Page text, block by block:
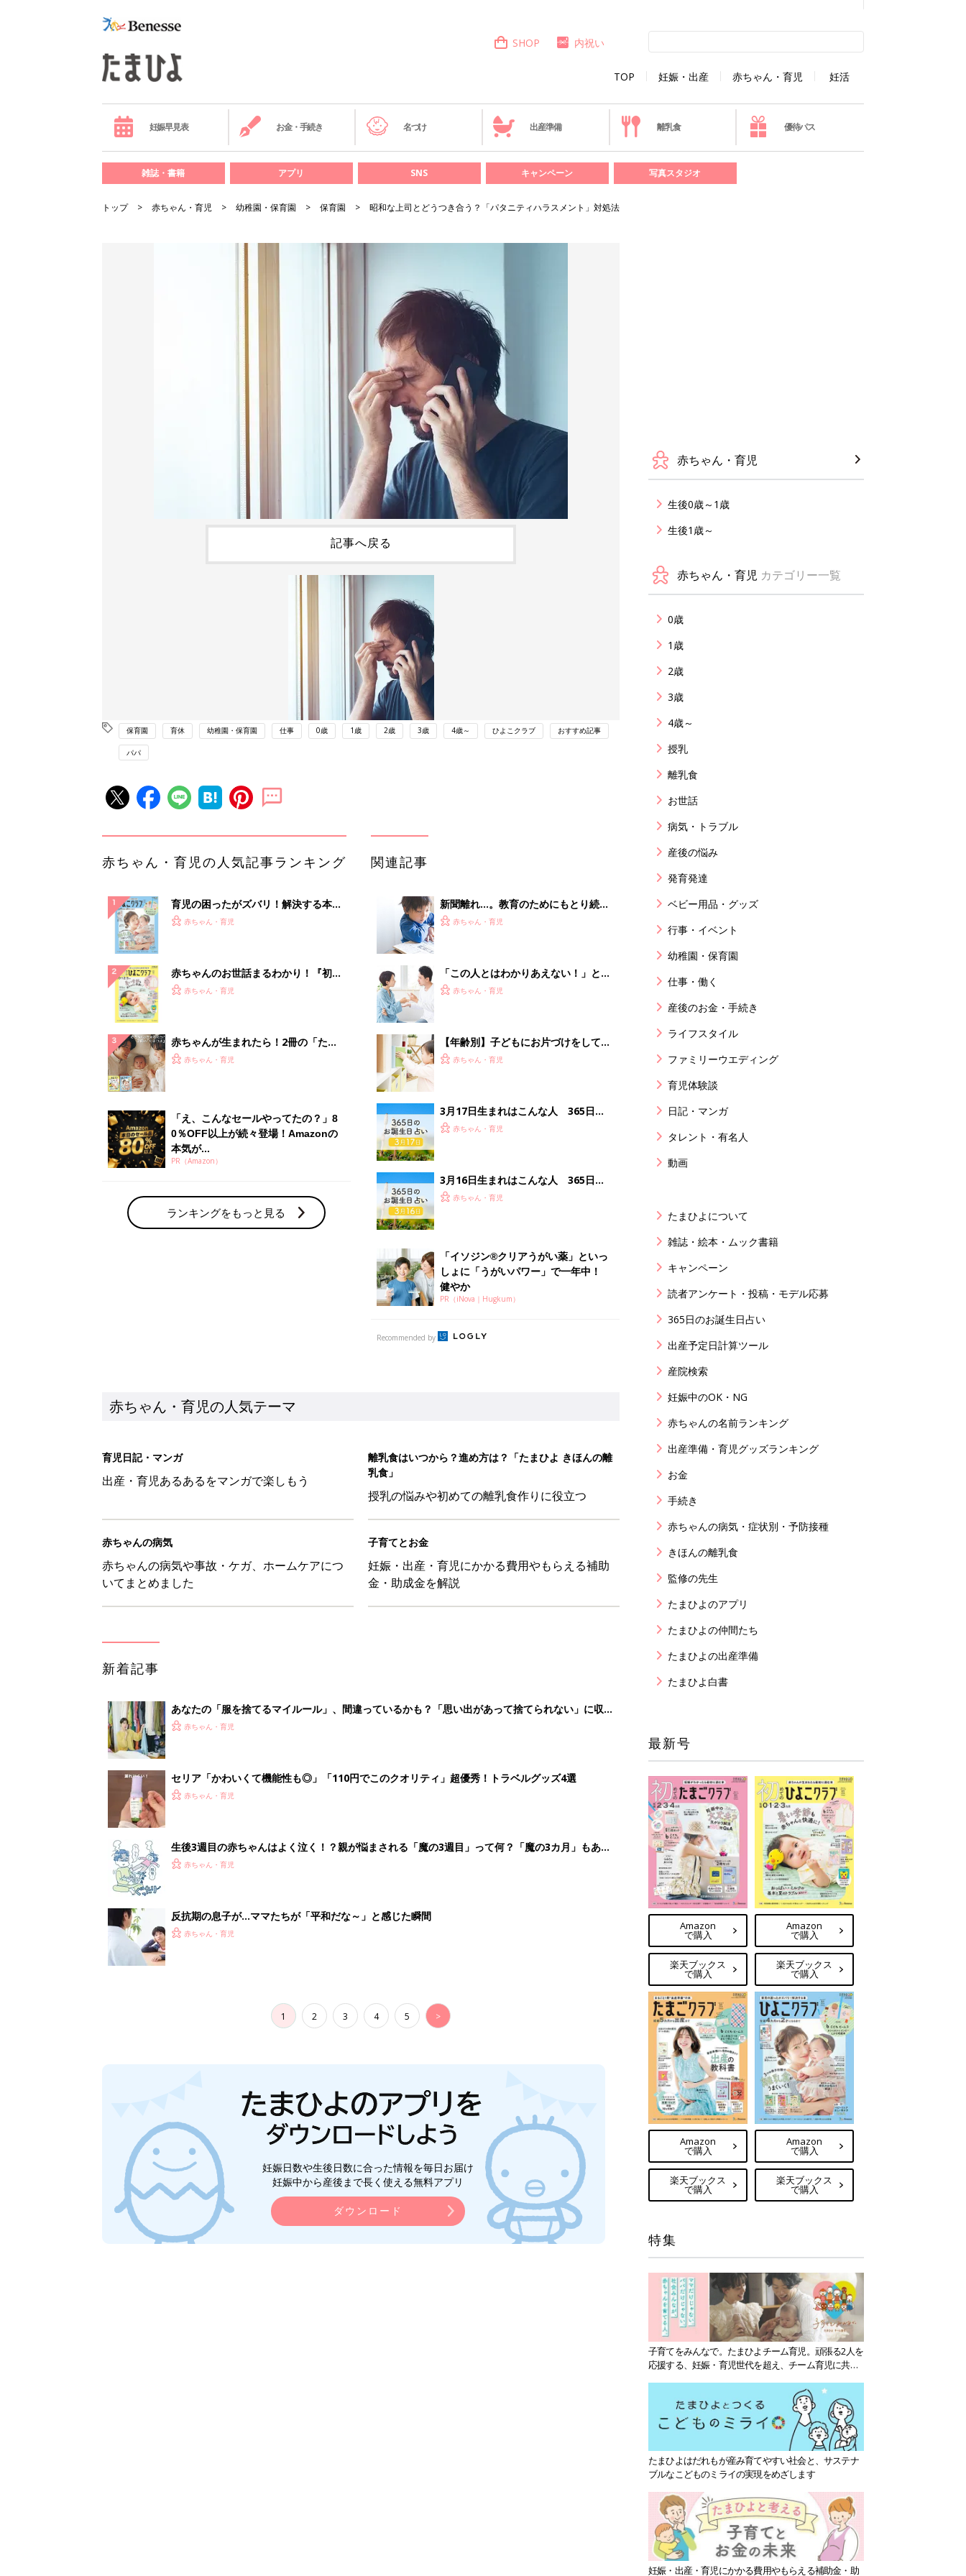
TOP 妊娠・出産 赤ちゃん・育児 妊活
SHOP 内祝い
妊娠早見表 お金・手続き 名づけ 出産準備 離乳食 優待パス
雑誌・書籍 アプリ SNS キャンペーン 写真スタジオ
トップ 赤ちゃん・育児 幼稚園・保育園 保育園 昭和な上司とどうつき合う？「パタニティハラスメント」対処法
記事へ戻る
保育園 育休 幼稚園・保育園 仕事 0歳 1歳 2歳 3歳 4歳～ ひよこクラブ おすすめ記事
パパ
赤ちゃん・育児の人気記事ランキング
育児の困ったがズバリ！解決する本
『ひよこクラブ 夏号』 4カ月～2才
赤ちゃん・育児
赤ちゃんのお世話まるわかり！『初め
てのひよこクラブ 夏号』〈巻頭大特
解決テク
赤ちゃん・育児
赤ちゃんが生まれたら！2冊の「たま
ひよ」
赤ちゃん・育児
「え、こんなセールやってたの？」8
0％OFF以上が続々登場！Amazonの
本気が...
PR（Amazon）
ランキングをもっと見る
関連記事
新聞離れ…。教育のためにもとり続け
るべき？
赤ちゃん・育児
「この人とはわかりあえない！」と思
う人はいますか？みんなのモヤっとエ
赤ちゃん・育児
【年齢別】子どもにお片づけをしても
らうには？ママ・パパたちの工夫を教
赤ちゃん・育児
3月17日生まれはこんな人 365日の
お誕生日占い【鏡リュウジ監修】
赤ちゃん・育児
3月16日生まれはこんな人 365日の
お誕生日占い【鏡リュウジ監修】
赤ちゃん・育児
「イソジン®クリアうがい薬」といっ
しょに「うがいパワー」で一年中！
健やか
PR（iNova｜Hugkum）
Recommended by
赤ちゃん・育児の人気テーマ
育児日記・マンガ
出産・育児あるあるをマンガで楽しもう
離乳食はいつから？進め方は？「たまひよ きほんの離
乳食」
授乳の悩みや初めての離乳食作りに役立つ
赤ちゃんの病気
赤ちゃんの病気や事故・ケガ、ホームケアにつ
いてまとめました
子育てとお金
妊娠・出産・育児にかかる費用やもらえる補助
金・助成金を解説
新着記事
あなたの「服を捨てるマイルール」、間違っているかも？「思い出があって捨てられない」に収納
スタイリストが喝！
赤ちゃん・育児
セリア「かわいくて機能性も◎」「110円でこのクオリティ」超優秀！トラベルグッズ4選
赤ちゃん・育児
生後3週目の赤ちゃんはよく泣く！？親が悩まされる「魔の3週目」って何？「魔の3カ月」もある
って本当？【専門家】
赤ちゃん・育児
反抗期の息子が...ママたちが「平和だな～」と感じた瞬間
赤ちゃん・育児
1 2 3 4 5 >
妊娠日数や生後日数に合った情報を毎日お届け
妊娠中から産後まで長く使える無料アプリ
ダウンロード
赤ちゃん・育児
生後0歳～1歳
生後1歳～
赤ちゃん・育児 カテゴリー一覧
0歳
1歳
2歳
3歳
4歳～
授乳
離乳食
お世話
病気・トラブル
産後の悩み
発育発達
ベビー用品・グッズ
行事・イベント
幼稚園・保育園
仕事・働く
産後のお金・手続き
ライフスタイル
ファミリーウエディング
育児体験談
日記・マンガ
タレント・有名人
動画
たまひよについて
雑誌・絵本・ムック書籍
キャンペーン
読者アンケート・投稿・モデル応募
365日のお誕生日占い
出産予定日計算ツール
産院検索
妊娠中のOK・NG
赤ちゃんの名前ランキング
出産準備・育児グッズランキング
お金
手続き
赤ちゃんの病気・症状別・予防接種
きほんの離乳食
監修の先生
たまひよのアプリ
たまひよの仲間たち
たまひよの出産準備
たまひよ白書
最新号
Amazon
で購入
楽天ブックス
で購入
Amazon
で購入
楽天ブックス
で購入
Amazon
で購入
楽天ブックス
で購入
Amazon
で購入
楽天ブックス
で購入
特集
子育てをみんなで。たまひよチーム育児。頑張る2人を
応援する、妊娠・育児世代を超え、チーム育児に共感
たまひよはだれもが産み育てやすい社会と、サステナ
ブルなこどものミライの実現をめざします
妊娠・出産・育児にかかる費用やもらえる補助金・助